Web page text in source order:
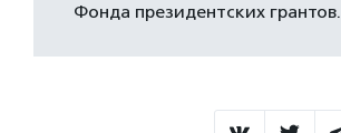
Фонда президентских грантов.